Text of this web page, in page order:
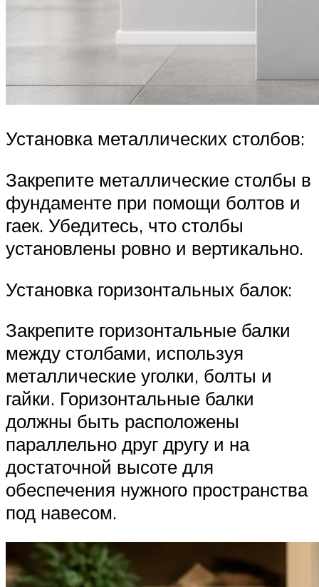
Установка металлических столбов:
Закрепите металлические столбы в
фундаменте при помощи болтов и
гаек. Убедитесь, что столбы
установлены ровно и вертикально.
Установка горизонтальных балок:
Закрепите горизонтальные балки
между столбами, используя
металлические уголки, болты и
гайки. Горизонтальные балки
должны быть расположены
параллельно друг другу и на
достаточной высоте для
обеспечения нужного пространства
под навесом.